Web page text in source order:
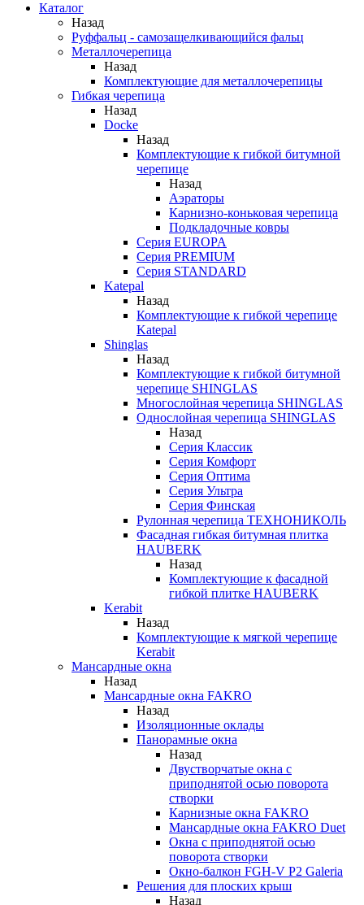
Каталог
Назад
Руффальц - самозащелкивающийся фальц
Металлочерепица
Назад
Комплектующие для металлочерепицы
Гибкая черепица
Назад
Docke
Назад
Комплектующие к гибкой битумной
черепице
Назад
Аэраторы
Карнизно-коньковая черепица
Подкладочные ковры
Серия EUROPA
Серия PREMIUM
Серия STANDARD
Katepal
Назад
Комплектующие к гибкой черепице
Katepal
Shinglas
Назад
Комплектующие к гибкой битумной
черепице SHINGLAS
Многослойная черепица SHINGLAS
Однослойная черепица SHINGLAS
Назад
Серия Классик
Серия Комфорт
Серия Оптима
Серия Ультра
Серия Финская
Рулонная черепица ТЕХНОНИКОЛЬ
Фасадная гибкая битумная плитка
HAUBERK
Назад
Комплектующие к фасадной
гибкой плитке HAUBERK
Kerabit
Назад
Комплектующие к мягкой черепице
Kerabit
Мансардные окна
Назад
Мансардные окна FAKRO
Назад
Изоляционные оклады
Панорамные окна
Назад
Двустворчатые окна с
приподнятой осью поворота
створки
Карнизные окна FAKRO
Мансардные окна FAKRO Duet
Окна с приподнятой осью
поворота створки
Окно-балкон FGH-V P2 Galeria
Решения для плоских крыш
Назад